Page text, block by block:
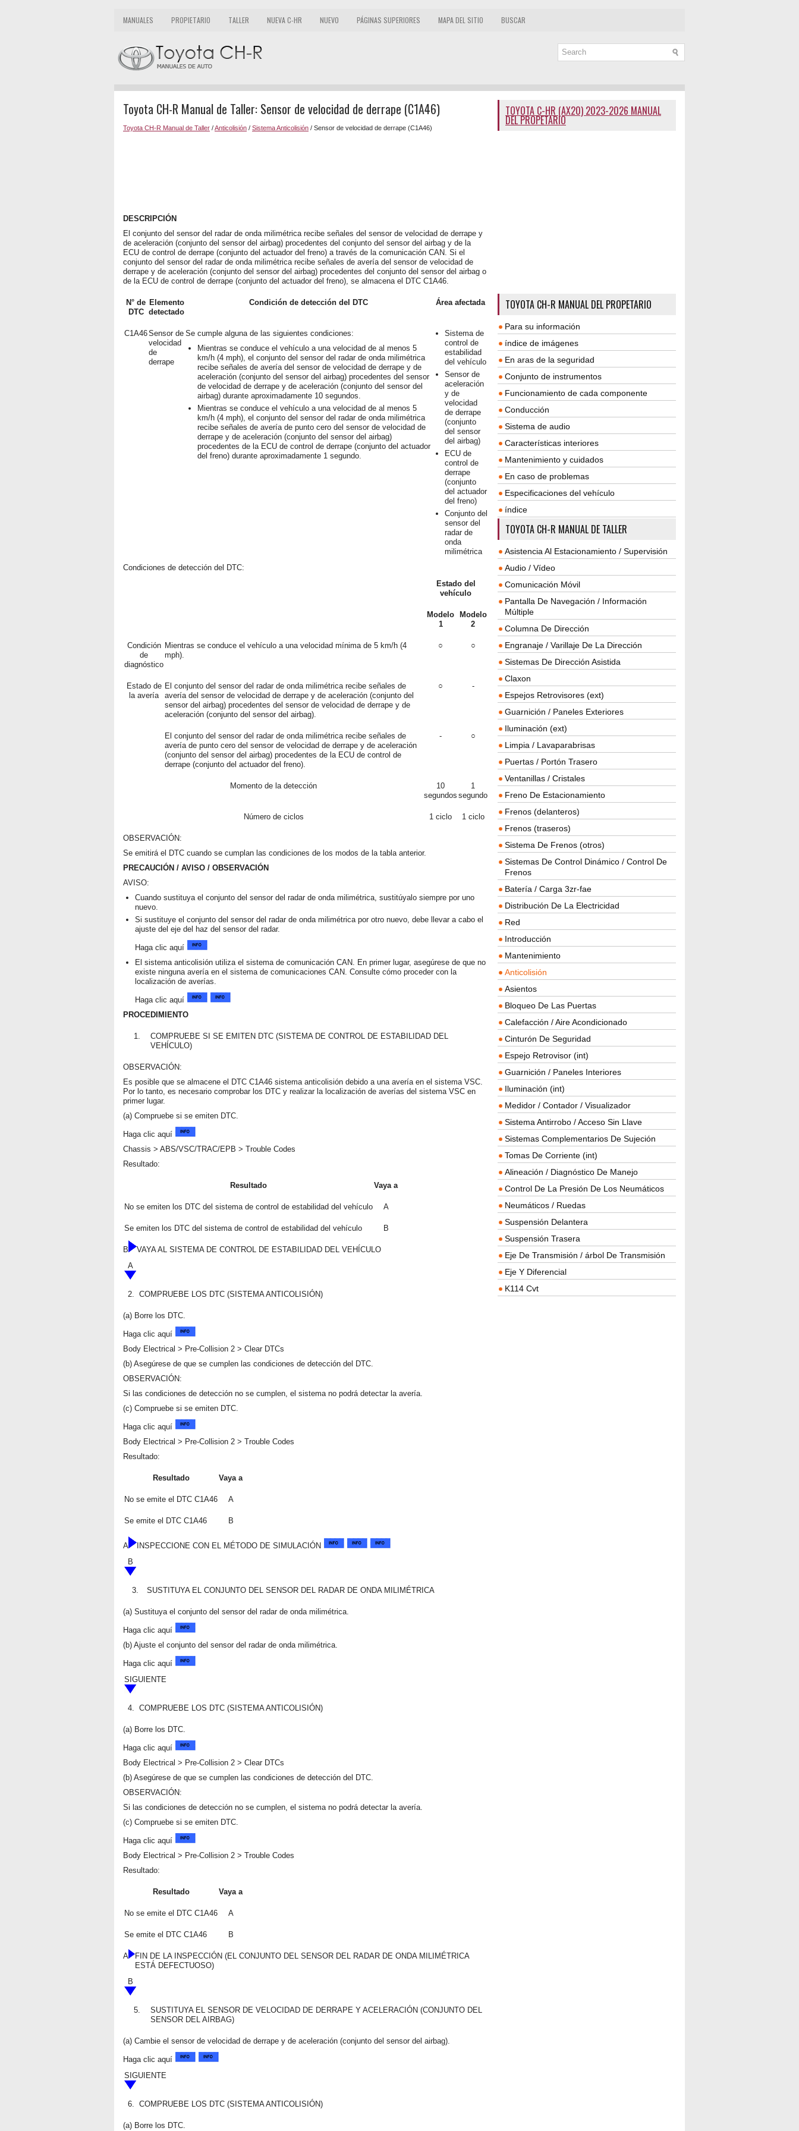
MANUALES PROPIETARIO TALLER NUEVA C-HR NUEVO PÁGINAS SUPERIORES MAPA DEL SITIO BUSCAR
Toyota CH-R Manual de Taller: Sensor de velocidad de derrape (C1A46)
Toyota CH-R Manual de Taller /Anticolisión / Sistema Anticolisión / Sensor de velocidad de derrape (C1A46)
DESCRIPCIÓN
El conjunto del sensor del radar de onda milimétrica recibe señales del sensor de velocidad de derrape y
de aceleración (conjunto del sensor del airbag) procedentes del conjunto del sensor del airbag y de la
ECU de control de derrape (conjunto del actuador del freno) a través de la comunicación CAN. Si el
conjunto del sensor del radar de onda milimétrica recibe señales de avería del sensor de velocidad de
derrape y de aceleración (conjunto del sensor del airbag) procedentes del conjunto del sensor del airbag o
de la ECU de control de derrape (conjunto del actuador del freno), se almacena el DTC C1A46.
N° de
DTC
Elemento
detectado
Condición de detección del DTC Área afectada
C1A46Sensor de
velocidad
de
derrape
Se cumple alguna de las siguientes condiciones:
Mientras se conduce el vehículo a una velocidad de al menos 5
km/h (4 mph), el conjunto del sensor del radar de onda milimétrica
recibe señales de avería del sensor de velocidad de derrape y de
aceleración (conjunto del sensor del airbag) procedentes del sensor
de velocidad de derrape y de aceleración (conjunto del sensor del
airbag) durante aproximadamente 10 segundos.
Mientras se conduce el vehículo a una velocidad de al menos 5
km/h (4 mph), el conjunto del sensor del radar de onda milimétrica
recibe señales de avería de punto cero del sensor de velocidad de
derrape y de aceleración (conjunto del sensor del airbag)
procedentes de la ECU de control de derrape (conjunto del actuador
del freno) durante aproximadamente 1 segundo.
Sistema de
control de
estabilidad
del vehículo
Sensor de
aceleración
y de
velocidad
de derrape
(conjunto
del sensor
del airbag)
ECU de
control de
derrape
(conjunto
del actuador
del freno)
Conjunto del
sensor del
radar de
onda
milimétrica
Condiciones de detección del DTC:
Estado del
vehículo
Modelo
1
Modelo
2
Condición
de
diagnóstico
Mientras se conduce el vehículo a una velocidad mínima de 5 km/h (4
mph).
○ ○
Estado de
la avería
El conjunto del sensor del radar de onda milimétrica recibe señales de
avería del sensor de velocidad de derrape y de aceleración (conjunto del
sensor del airbag) procedentes del sensor de velocidad de derrape y de
aceleración (conjunto del sensor del airbag).
○ -
El conjunto del sensor del radar de onda milimétrica recibe señales de
avería de punto cero del sensor de velocidad de derrape y de aceleración
(conjunto del sensor del airbag) procedentes de la ECU de control de
derrape (conjunto del actuador del freno).
- ○
Momento de la detección
10
segundos
1
segundo
Número de ciclos 1 ciclo 1 ciclo
OBSERVACIÓN:
Se emitirá el DTC cuando se cumplan las condiciones de los modos de la tabla anterior.
PRECAUCIÓN / AVISO / OBSERVACIÓN
AVISO:
Cuando sustituya el conjunto del sensor del radar de onda milimétrica, sustitúyalo siempre por uno
nuevo.
Si sustituye el conjunto del sensor del radar de onda milimétrica por otro nuevo, debe llevar a cabo el
ajuste del eje del haz del sensor del radar.
Haga clic aquí
El sistema anticolisión utiliza el sistema de comunicación CAN. En primer lugar, asegúrese de que no
existe ninguna avería en el sistema de comunicaciones CAN. Consulte cómo proceder con la
localización de averías.
Haga clic aquí
PROCEDIMIENTO
1.
COMPRUEBE SI SE EMITEN DTC (SISTEMA DE CONTROL DE ESTABILIDAD DEL
VEHÍCULO)
OBSERVACIÓN:
Es posible que se almacene el DTC C1A46 sistema anticolisión debido a una avería en el sistema VSC.
Por lo tanto, es necesario comprobar los DTC y realizar la localización de averías del sistema VSC en
primer lugar.
(a) Compruebe si se emiten DTC.
Haga clic aquí
Chassis > ABS/VSC/TRAC/EPB > Trouble Codes
Resultado:
Resultado Vaya a
No se emiten los DTC del sistema de control de estabilidad del vehículo A
Se emiten los DTC del sistema de control de estabilidad del vehículo B
B
VAYA AL SISTEMA DE CONTROL DE ESTABILIDAD DEL VEHÍCULO
A
2. COMPRUEBE LOS DTC (SISTEMA ANTICOLISIÓN)
(a) Borre los DTC.
Haga clic aquí
Body Electrical > Pre-Collision 2 > Clear DTCs
(b) Asegúrese de que se cumplen las condiciones de detección del DTC.
OBSERVACIÓN:
Si las condiciones de detección no se cumplen, el sistema no podrá detectar la avería.
(c) Compruebe si se emiten DTC.
Haga clic aquí
Body Electrical > Pre-Collision 2 > Trouble Codes
Resultado:
Resultado Vaya a
No se emite el DTC C1A46 A
Se emite el DTC C1A46 B
A
INSPECCIONE CON EL MÉTODO DE SIMULACIÓN
B
3. SUSTITUYA EL CONJUNTO DEL SENSOR DEL RADAR DE ONDA MILIMÉTRICA
(a) Sustituya el conjunto del sensor del radar de onda milimétrica.
Haga clic aquí
(b) Ajuste el conjunto del sensor del radar de onda milimétrica.
Haga clic aquí
SIGUIENTE
4. COMPRUEBE LOS DTC (SISTEMA ANTICOLISIÓN)
(a) Borre los DTC.
Haga clic aquí
Body Electrical > Pre-Collision 2 > Clear DTCs
(b) Asegúrese de que se cumplen las condiciones de detección del DTC.
OBSERVACIÓN:
Si las condiciones de detección no se cumplen, el sistema no podrá detectar la avería.
(c) Compruebe si se emiten DTC.
Haga clic aquí
Body Electrical > Pre-Collision 2 > Trouble Codes
Resultado:
Resultado Vaya a
No se emite el DTC C1A46 A
Se emite el DTC C1A46 B
A
FIN DE LA INSPECCIÓN (EL CONJUNTO DEL SENSOR DEL RADAR DE ONDA MILIMÉTRICA
ESTÁ DEFECTUOSO)
B
5.
SUSTITUYA EL SENSOR DE VELOCIDAD DE DERRAPE Y ACELERACIÓN (CONJUNTO DEL
SENSOR DEL AIRBAG)
(a) Cambie el sensor de velocidad de derrape y de aceleración (conjunto del sensor del airbag).
Haga clic aquí
SIGUIENTE
6. COMPRUEBE LOS DTC (SISTEMA ANTICOLISIÓN)
(a) Borre los DTC.
TOYOTA C-HR (AX20) 2023-2026 MANUAL
DEL PROPETARIO
TOYOTA CH-R MANUAL DEL PROPETARIO
Para su información
índice de imágenes
En aras de la seguridad
Conjunto de instrumentos
Funcionamiento de cada componente
Conducción
Sistema de audio
Características interiores
Mantenimiento y cuidados
En caso de problemas
Especificaciones del vehículo
índice
TOYOTA CH-R MANUAL DE TALLER
Asistencia Al Estacionamiento / Supervisión
Audio / Vídeo
Comunicación Móvil
Pantalla De Navegación / Información
Múltiple
Columna De Dirección
Engranaje / Varillaje De La Dirección
Sistemas De Dirección Asistida
Claxon
Espejos Retrovisores (ext)
Guarnición / Paneles Exteriores
Iluminación (ext)
Limpia / Lavaparabrisas
Puertas / Portón Trasero
Ventanillas / Cristales
Freno De Estacionamiento
Frenos (delanteros)
Frenos (traseros)
Sistema De Frenos (otros)
Sistemas De Control Dinámico / Control De
Frenos
Batería / Carga 3zr-fae
Distribución De La Electricidad
Red
Introducción
Mantenimiento
Anticolisión
Asientos
Bloqueo De Las Puertas
Calefacción / Aire Acondicionado
Cinturón De Seguridad
Espejo Retrovisor (int)
Guarnición / Paneles Interiores
Iluminación (int)
Medidor / Contador / Visualizador
Sistema Antirrobo / Acceso Sin Llave
Sistemas Complementarios De Sujeción
Tomas De Corriente (int)
Alineación / Diagnóstico De Manejo
Control De La Presión De Los Neumáticos
Neumáticos / Ruedas
Suspensión Delantera
Suspensión Trasera
Eje De Transmisión / árbol De Transmisión
Eje Y Diferencial
K114 Cvt